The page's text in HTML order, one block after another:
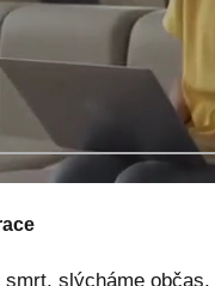
slýcháme občas.